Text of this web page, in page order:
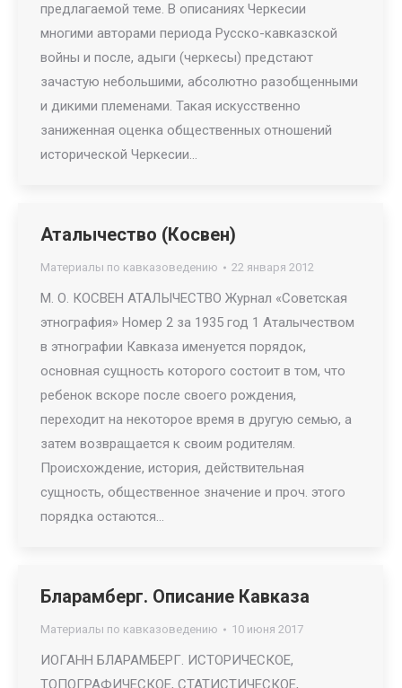
предлагаемой теме. В описаниях Черкесии
многими авторами периода Русско-кавказской
войны и после, адыги (черкесы) предстают
зачастую небольшими, абсолютно разобщенными
и дикими племенами. Такая искусственно
заниженная оценка общественных отношений
исторической Черкесии…
Аталычество (Косвен)
Материалы по кавказоведению 22 января 2012
М. О. КОСВЕН АТАЛЫЧЕСТВО Журнал «Советская
этнография» Номер 2 за 1935 год 1 Аталычеством
в этнографии Кавказа именуется порядок,
основная сущность которого состоит в том, что
ребенок вскоре после своего рождения,
переходит на некоторое время в другую семью, а
затем возвращается к своим родителям.
Происхождение, история, действительная
сущность, общественное значение и проч. этого
порядка остаются…
Бларамберг. Описание Кавказа
Материалы по кавказоведению 10 июня 2017
ИОГАНН БЛАРАМБЕРГ. ИСТОРИЧЕСКОЕ,
ТОПОГРАФИЧЕСКОЕ, СТАТИСТИЧЕСКОЕ,